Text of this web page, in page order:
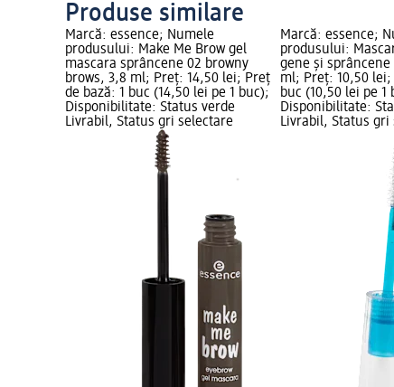
Produse similare
Marcă: essence; Numele
produsului: Make Me Brow gel
mascara sprâncene 02 browny
brows, 3,8 ml; Preț: 14,50 lei; Preț
de bază: 1 buc (14,50 lei pe 1 buc);
Disponibilitate: Status verde
Livrabil, Status gri selectare
Marcă: essence;
produsului:
gene și sprâncene
ml; Preț: 10,50 lei;
buc (10,50 lei pe 1
Disponibilitate:
Livrabil, Status gri